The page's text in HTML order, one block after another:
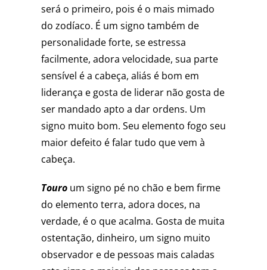
será o primeiro, pois é o mais mimado
do zodíaco. É um signo também de
personalidade forte, se estressa
facilmente, adora velocidade, sua parte
sensível é a cabeça, aliás é bom em
liderança e gosta de liderar não gosta de
ser mandado apto a dar ordens. Um
signo muito bom. Seu elemento fogo seu
maior defeito é falar tudo que vem à
cabeça.
Touroum signo pé no chão e bem firme
do elemento terra, adora doces, na
verdade, é o que acalma. Gosta de muita
ostentação, dinheiro, um signo muito
observador e de pessoas mais caladas